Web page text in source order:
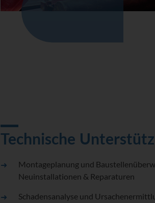
Technische
Montageplanung und
Neuinstallationen & Reparaturen
Schadensanalyse und